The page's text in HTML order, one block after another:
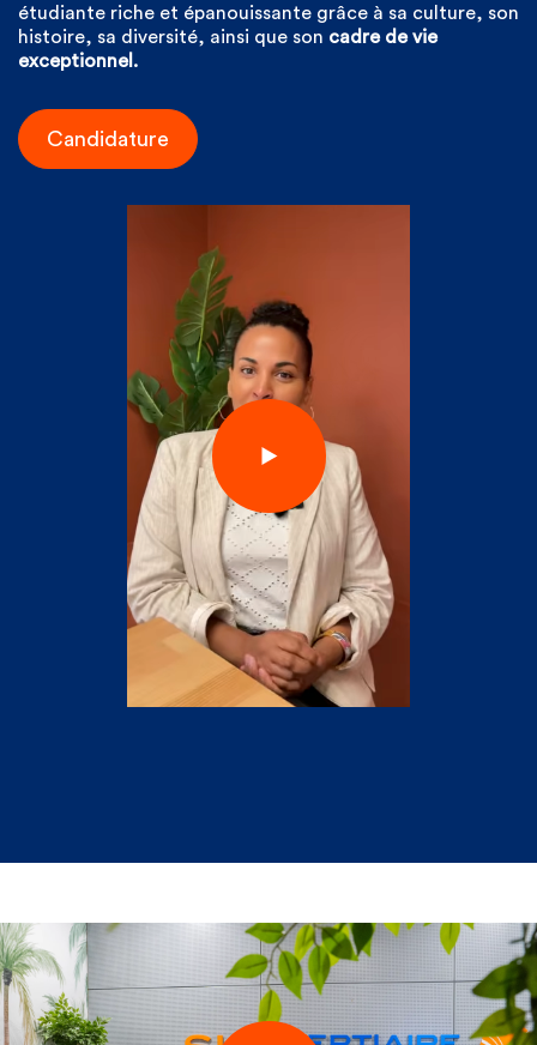
étudiante riche et épanouissante grâce à sa culture, son
histoire, sa diversité, ainsi que son cadre de vie
exceptionnel.
Candidature